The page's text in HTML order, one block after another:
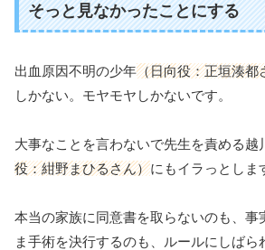
そっと見なかったことにする
出血原因不明の少年（日向役：正垣湊都
しかない。モヤモヤしかないです。
大事なことを言わないで先生を責める越
役：紺野まひるさん）にもイラっとしま
本当の家族に同意書を取らないのも、事
ま手術を決行するのも、ルールにしばら